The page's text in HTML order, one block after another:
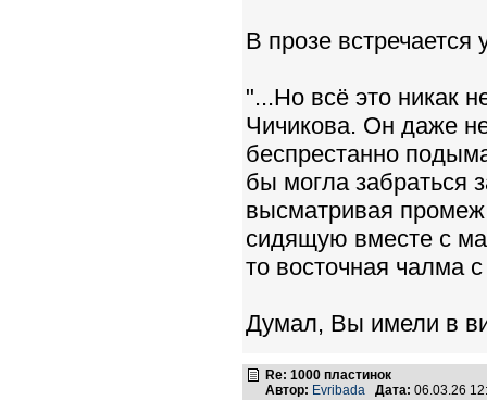
В прозе встречается
"...Но всё это никак
Чичикова. Он даже
беспрестанно
бы могла забраться
высматривая промеж
сидящую вместе с
то восточная чалма
Думал, Вы имели в
Re: 1000 пластинок
Автор: Evribada Дата: 06.03.26